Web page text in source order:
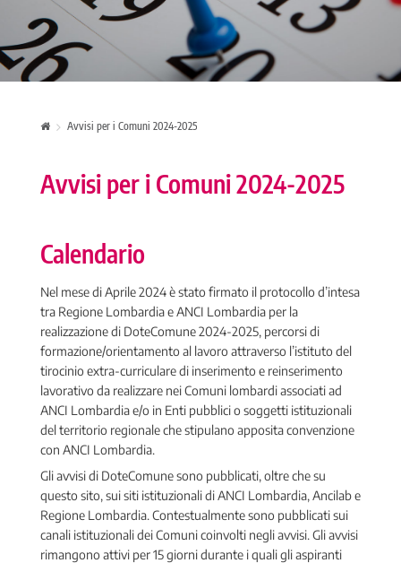
Avvisi per i Comuni 2024-2025
Avvisi per i Comuni 2024-2025
Calendario
Nel mese di Aprile 2024 è stato firmato il protocollo d’intesa
tra Regione Lombardia e ANCI Lombardia per la
realizzazione di DoteComune 2024-2025, percorsi di
formazione/orientamento al lavoro attraverso l’istituto del
tirocinio extra-curriculare di inserimento e reinserimento
lavorativo da realizzare nei Comuni lombardi associati ad
ANCI Lombardia e/o in Enti pubblici o soggetti istituzionali
del territorio regionale che stipulano apposita convenzione
con ANCI Lombardia.
Gli avvisi di DoteComune sono pubblicati, oltre che su
questo sito, sui siti istituzionali di ANCI Lombardia, Ancilab e
Regione Lombardia. Contestualmente sono pubblicati sui
canali istituzionali dei Comuni coinvolti negli avvisi. Gli avvisi
rimangono attivi per 15 giorni durante i quali gli aspiranti